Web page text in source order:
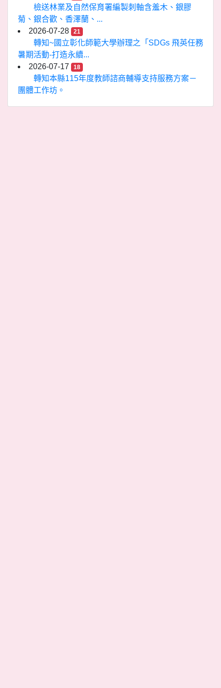
檢送林業及自然保育署編製刺軸含羞木、銀膠
菊、銀合歡、香澤蘭、...
2026-07-28
21
轉知~國立彰化師範大學辦理之「SDGs 飛英任務
暑期活動-打造永續...
2026-07-17
18
轉知本縣115年度教師諮商輔導支持服務方案－
團體工作坊。